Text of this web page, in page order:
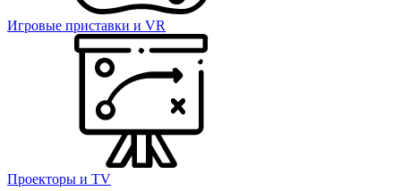
Игровые приставки и VR
Проекторы и TV